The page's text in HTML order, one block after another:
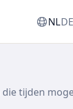
NLDE
tijden